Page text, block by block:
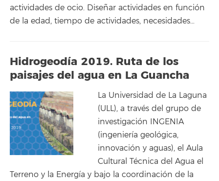
actividades de ocio. Diseñar actividades en función
de la edad, tiempo de actividades, necesidades…
Hidrogeodía 2019. Ruta de los
paisajes del agua en La Guancha
La Universidad de La Laguna
(ULL), a través del grupo de
investigación INGENIA
(ingeniería geológica,
innovación y aguas), el Aula
Cultural Técnica del Agua el
Terreno y la Energía y bajo la coordinación de la